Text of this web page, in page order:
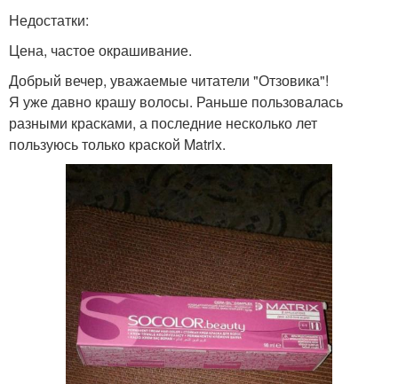
Недостатки:
Цена, частое окрашивание.
Добрый вечер, уважаемые читатели "Отзовика"!
Я уже давно крашу волосы. Раньше пользовалась
разными красками, а последние несколько лет
пользуюсь только краской Matrix.